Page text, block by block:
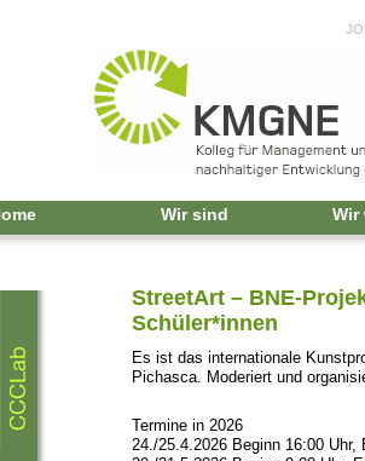
Wir sind Wir
StreetArt – BNE-
Schüler*innen
Es ist das internationale
Pichasca. Moderiert und
Termine in 2026
24./25.4.2026 Beginn 16:00 Uhr,